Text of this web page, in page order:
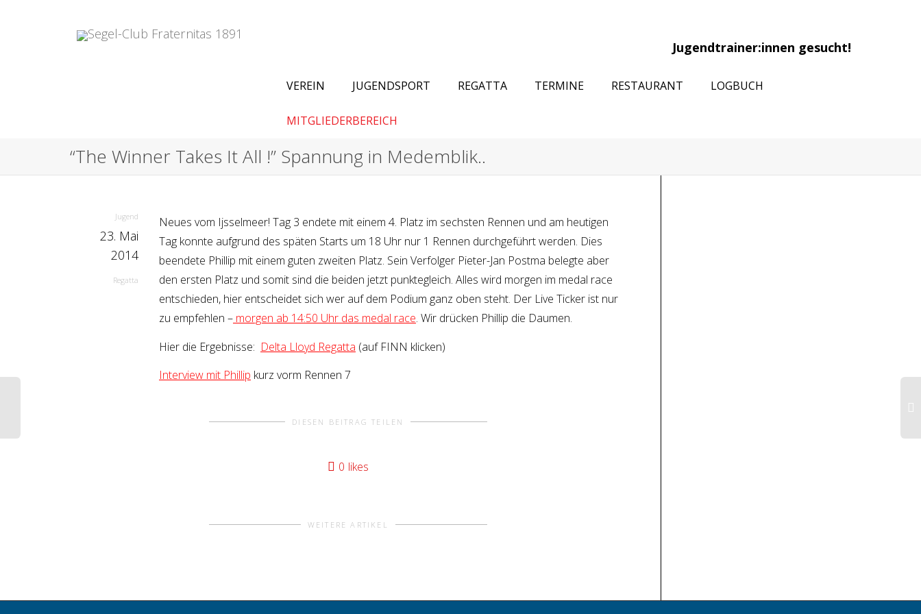
Jugendtrainer:innen gesucht!
VEREIN JUGENDSPORT REGATTA TERMINE RESTAURANT LOGBUCH
MITGLIEDERBEREICH
“The Winner Takes It All !” Spannung in Medemblik..
Jugend
23. Mai
2014
Regatta
Neues vom Ijsselmeer! Tag 3 endete mit einem 4. Platz im sechsten Rennen und am heutigen
Tag konnte aufgrund des späten Starts um 18 Uhr nur 1 Rennen durchgeführt werden. Dies
beendete Phillip mit einem guten zweiten Platz. Sein Verfolger Pieter-Jan Postma belegte aber
den ersten Platz und somit sind die beiden jetzt punktegleich. Alles wird morgen im medal race
entschieden, hier entscheidet sich wer auf dem Podium ganz oben steht. Der Live Ticker ist nur
zu empfehlen – morgen ab 14:50 Uhr das medal race. Wir drücken Phillip die Daumen.
Hier die Ergebnisse: Delta Lloyd Regatta (auf FINN klicken)
Interview mit Phillip kurz vorm Rennen 7
DIESEN BEITRAG TEILEN
0 likes
WEITERE ARTIKEL